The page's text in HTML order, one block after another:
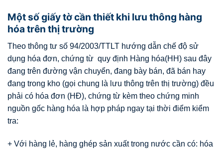
Một số giấy tờ cần thiết khi lưu thông hàng
hóa trên thị trường
Theo thông tư số 94/2003/TTLT hướng dẫn chế độ sử
dụng hóa đơn, chứng từ quy định Hàng hóa(HH) sau đây
đang trên đường vận chuyển, đang bày bán, đã bán hay
đang trong kho (gọi chung là lưu thông trên thị trường) đều
phải có hóa đơn (HĐ), chứng từ kèm theo chứng minh
nguồn gốc hàng hóa là hợp pháp ngay tại thời điểm kiểm
tra:
+ Với hàng lẻ, hàng ghép sản xuất trong nước cần có: hóa